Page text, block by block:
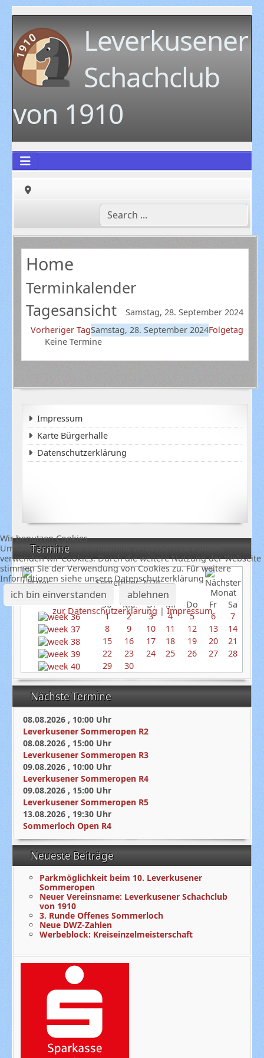
Leverkusener
Schachclub
von 1910
Termine
September 2024
So
Mo Di Mi Do Fr
Sa
1
2 3 4 5 6
7
8
9 10 11 12 13
14
15
16 17 18 19 20
21
22
23 24 25 26 27
28
29
30
Nächste Termine
08.08.2026 , 10:00 Uhr
Leverkusener Sommeropen R2
08.08.2026 , 15:00 Uhr
Leverkusener Sommeropen R3
09.08.2026 , 10:00 Uhr
Leverkusener Sommeropen R4
09.08.2026 , 15:00 Uhr
Leverkusener Sommeropen R5
13.08.2026 , 19:30 Uhr
Sommerloch Open R4
Neueste Beiträge
Parkmöglichkeit beim 10. Leverkusener
Sommeropen
Neuer Vereinsname: Leverkusener Schachclub
von 1910
3. Runde Offenes Sommerloch
Neue DWZ-Zahlen
Werbeblock: Kreiseinzelmeisterschaft
Home
Terminkalender
Tagesansicht
Samstag, 28. September 2024
Vorheriger TagSamstag, 28. September 2024Folgetag
Keine Termine
Impressum
Karte Bürgerhalle
Datenschutzerklärung
Wir benutzen Cookies
Um unsere Webseite fortlaufend verbessern zu können,
verwenden wir Cookies. Durch die weitere Nutzung der Webseite
stimmen Sie der Verwendung von Cookies zu. Für weitere
Informationen siehe unsere Datenschutzerklärung
ich bin einverstanden ablehnen
zur Datenschutzerklärung |Impressum